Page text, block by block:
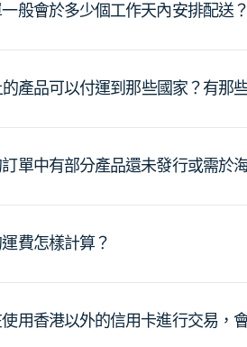
般會於多少個工作天內安排配送？
產品可以付運到那些國家？有那
單中有部分產品還未發行或需於
費怎樣計算？
用香港以外的信用卡進行交易，